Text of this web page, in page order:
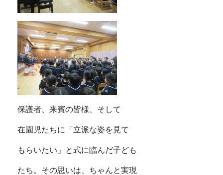
保護者、来賓の皆様、そして
在園児たちに「立派な姿を見て
もらいたい」と式に臨んだ子ども
たち。その思いは、ちゃんと実現